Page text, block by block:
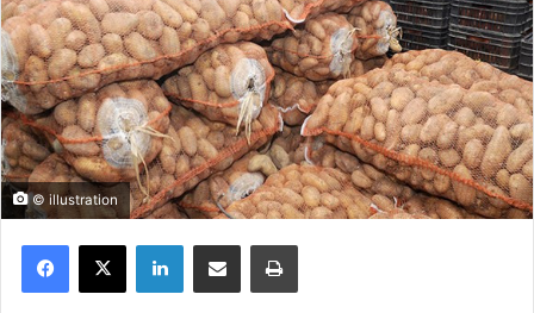
© illustration